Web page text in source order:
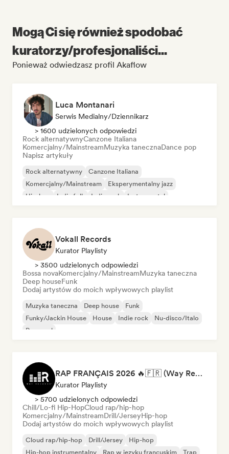
Mogą Ci się również spodobać
kuratorzy/profesjonaliści...
Ponieważ odwiedzasz profil Akaflow
Luca Montanari
Serwis Medialny/Dziennikarz
> 1600 udzielonych odpowiedzi
Rock alternatywnyCanzone Italiana
Komercjalny/MainstreamMuzyka tanecznaDance pop
Napisz artykuły
Rock alternatywny
Canzone Italiana
Komercjalny/Mainstream
Eksperymentalny jazz
Hip-hop
Indie folk Indie rock Instrumental
Vokall Records
Kurator Playlisty
> 3500 udzielonych odpowiedzi
Bossa novaKomercjalny/MainstreamMuzyka taneczna
Deep houseFunk
Dodaj artystów do moich wpływowych playlist
Muzyka taneczna Deep house
Funk
Funky/Jackin House
House Indie rock
Nu-disco/Italo
Pop-soul
RAP FRANÇAIS 2026 🔥🇫🇷 (Way Records)
Kurator Playlisty
> 5700 udzielonych odpowiedzi
Chill/Lo-fi Hip-HopCloud rap/hip-hop
Komercjalny/MainstreamDrill/JerseyHip-hop
Dodaj artystów do moich wpływowych playlist
Cloud rap/hip-hop Drill/Jersey
Hip-hop
Hip-hop instrumentalny
Rap w języku francuskim
Trap